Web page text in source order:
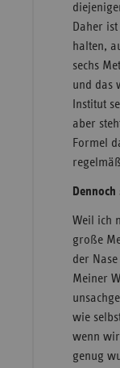
Daher
halten,
sechs
und das
Institut
aber
Formel
Weil ich
große
der
Meiner
wie
wenn
genug